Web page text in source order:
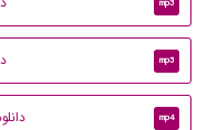
mp3
mp3
mp4